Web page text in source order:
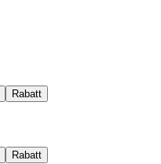
Rabatt
Rabatt